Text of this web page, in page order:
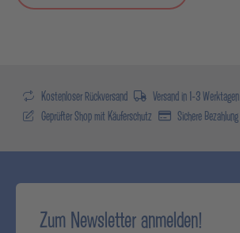
Kostenloser Rückversand
Geprüfter Shop mit Käuferschutz
Sichere Bezahlung
Versand in 1-3 Werktagen
Zum Newsletter anmelden!